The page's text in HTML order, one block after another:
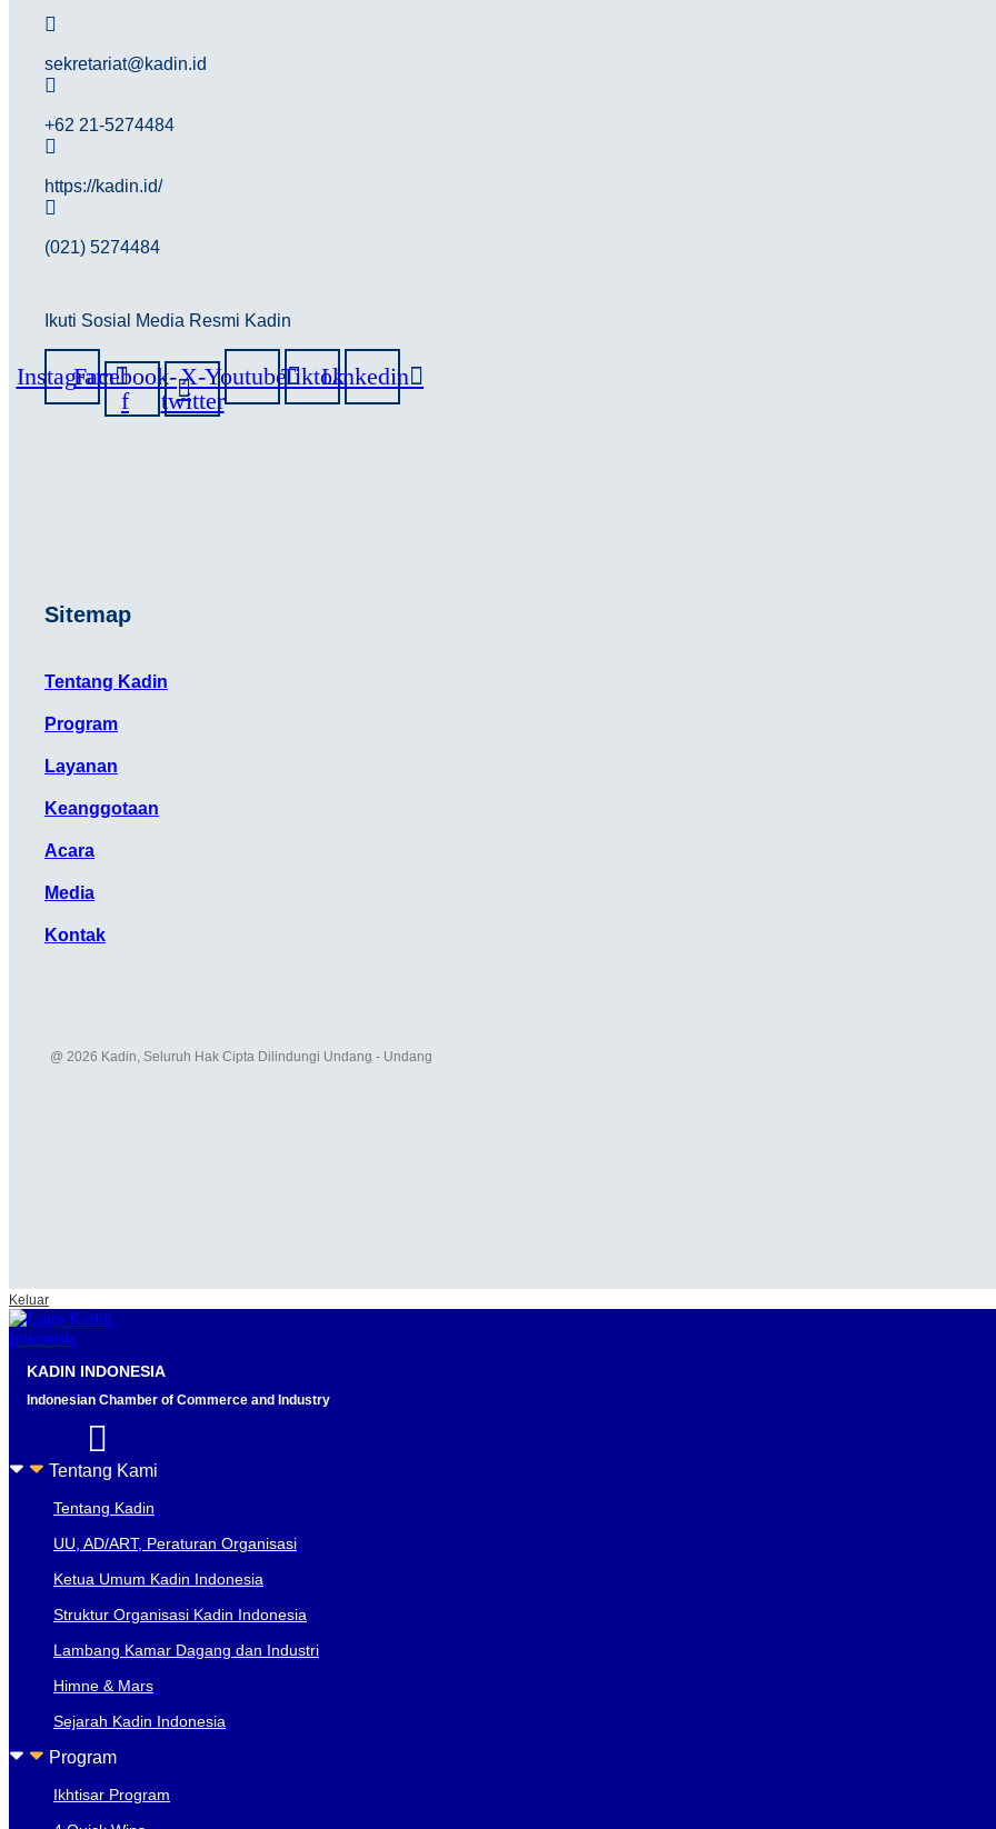
sekretariat@kadin.id
+62 21-5274484
https://kadin.id/
(021) 5274484
Ikuti Sosial Media Resmi Kadin
InstagramFacebook-
f
X-
twitter
YoutubeTiktokLinkedin
Sitemap
Tentang Kadin
Program
Layanan
Keanggotaan
Acara
Media
Kontak
@ 2026 Kadin, Seluruh Hak Cipta Dilindungi Undang - Undang
Keluar
KADIN INDONESIA
Indonesian Chamber of Commerce and Industry
Tentang Kami
Tentang Kadin
UU, AD/ART, Peraturan Organisasi
Ketua Umum Kadin Indonesia
Struktur Organisasi Kadin Indonesia
Lambang Kamar Dagang dan Industri
Himne & Mars
Sejarah Kadin Indonesia
Program
Ikhtisar Program